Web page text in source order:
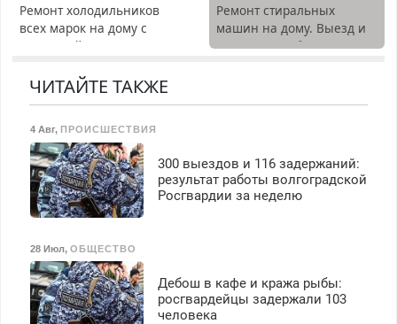
Ремонт холодильников
всех марок на дому с
гарантией. Замена
Недорого. Без выходных.
Ремонт стиральных
машин на дому. Выезд и
диагностика бесплатно.
ЧИТАЙТЕ ТАКЖЕ
4 Авг, ПРОИСШЕСТВИЯ
300 выездов и 116 задержаний:
результат работы волгоградской
Росгвардии за неделю
28 Июл, ОБЩЕСТВО
Дебош в кафе и кража рыбы:
росгвардейцы задержали 103
человека